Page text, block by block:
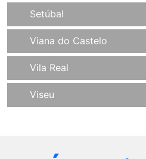
Setúbal
Viana do Castelo
Vila Real
Viseu